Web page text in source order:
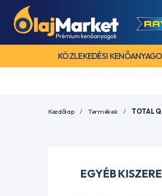
KÖZLEKEDÉSI
Kezdőlap Termékek TOTAL
EGYÉB